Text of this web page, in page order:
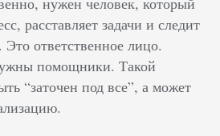
расставляет задачи и следит
ответственное лицо.
помощники. Такой
“заточен под все”, а может